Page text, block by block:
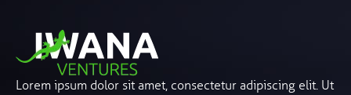
Lorem ipsum dolor sit amet, consectetur adipiscing elit. Ut